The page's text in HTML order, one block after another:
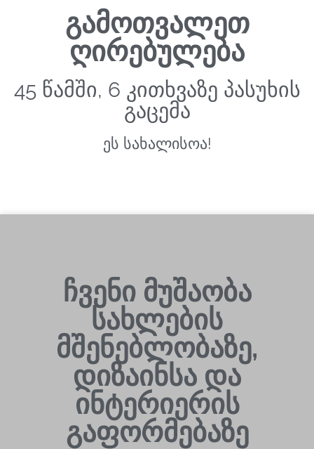
გამოთვალეთ
ღირებულება
45 წამში, 6 კითხვაზე პასუხის
გაცემა
ეს სახალისოა!
ჩვენი მუშაობა
სახლების
მშენებლობაზე,
დიზაინსა და
ინტერიერის
გაფორმებაზე